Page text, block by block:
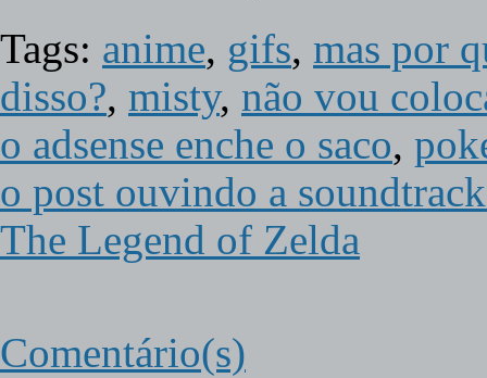
Tags: anime, gifs, mas por
disso?, misty, não vou
o adsense enche o saco,
o post ouvindo a
The Legend of Zelda
Comentário(s)